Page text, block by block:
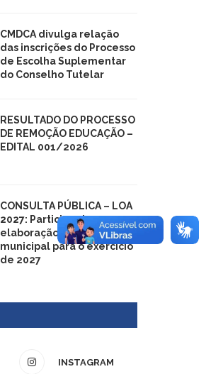
CMDCA divulga relação
das inscrições do Processo
de Escolha Suplementar
do Conselho Tutelar
RESULTADO DO PROCESSO
DE REMOÇÃO EDUCAÇÃO –
EDITAL 001/2026
CONSULTA PÚBLICA – LOA
2027: Participe da
elaboração do orçamento
municipal para o exercício
de 2027
INSTAGRAM